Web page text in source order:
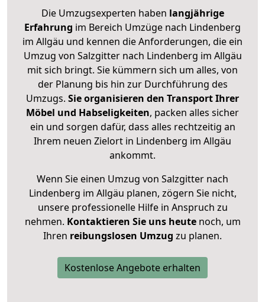
Die Umzugsexperten haben langjährige
Erfahrung im Bereich Umzüge nach Lindenberg
im Allgäu und kennen die Anforderungen, die ein
Umzug von Salzgitter nach Lindenberg im Allgäu
mit sich bringt. Sie kümmern sich um alles, von
der Planung bis hin zur Durchführung des
Umzugs. Sie organisieren den Transport Ihrer
Möbel und Habseligkeiten, packen alles sicher
ein und sorgen dafür, dass alles rechtzeitig an
Ihrem neuen Zielort in Lindenberg im Allgäu
ankommt.
Wenn Sie einen Umzug von Salzgitter nach
Lindenberg im Allgäu planen, zögern Sie nicht,
unsere professionelle Hilfe in Anspruch zu
nehmen. Kontaktieren Sie uns heutenoch, um
Ihren reibungslosen Umzug zu planen.
Kostenlose Angebote erhalten